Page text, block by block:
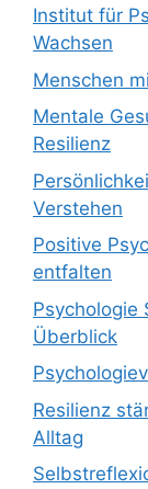
Institut für
Wachsen
Menschen
Mentale
Resilienz
Verstehen
Positive
entfalten
Psychologie
Überblick
Resilienz
Alltag